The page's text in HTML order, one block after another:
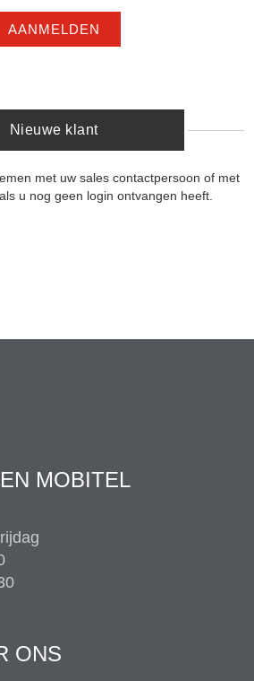
AANMELDEN
Nieuwe klant
met uw sales contactpersoon of met
u nog geen login ontvangen heeft.
MOBITEL
ONS